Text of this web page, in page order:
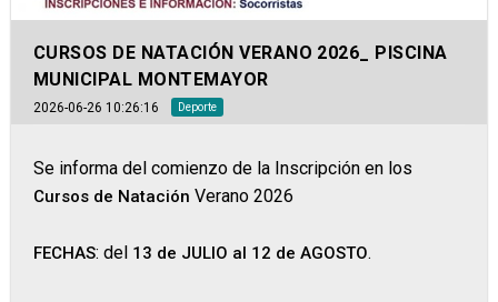
CURSOS DE NATACIÓN VERANO 2026_ PISCINA
MUNICIPAL MONTEMAYOR
2026-06-26 10:26:16 Deporte
Se informa del comienzo de la Inscripción en los
Cursos de Natación Verano 2026
FECHAS: del 13 de JULIO al 12 de AGOSTO.